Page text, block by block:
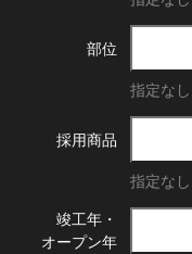
部位
指定なし
採用商品
指定なし
竣工年・
オープン年